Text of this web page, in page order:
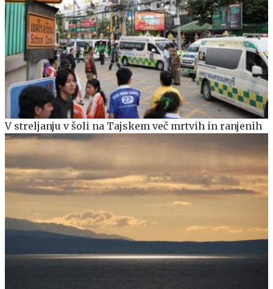
V streljanju v šoli na Tajskem več mrtvih in ranjenih